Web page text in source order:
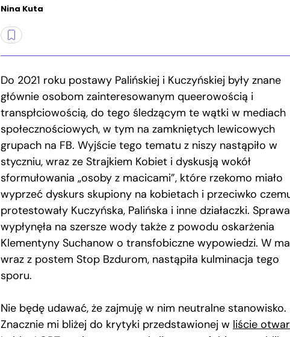
Nina Kuta
Do 2021 roku postawy Palińskiej i Kuczyńskiej były znane
głównie osobom zainteresowanym queerowością i
transpłciowością, do tego śledzącym te wątki w mediach
społecznościowych, w tym na zamkniętych lewicowych
grupach na FB. Wyjście tego tematu z niszy nastąpiło w
styczniu, wraz ze Strajkiem Kobiet i dyskusją wokół
sformułowania „osoby z macicami”, które rzekomo miało
wyprzeć dyskurs skupiony na kobietach i przeciwko
protestowały Kuczyńska, Palińska i inne działaczki. Sprawa
wypłynęła na szersze wody także z powodu oskarżenia
Klementyny Suchanow o transfobiczne wypowiedzi. W
wraz z postem Stop Bzdurom, nastąpiła kulminacja tego
sporu.
Nie będę udawać, że zajmuję w nim neutralne stanowisko.
Znacznie mi bliżej do krytyki przedstawionej w liście